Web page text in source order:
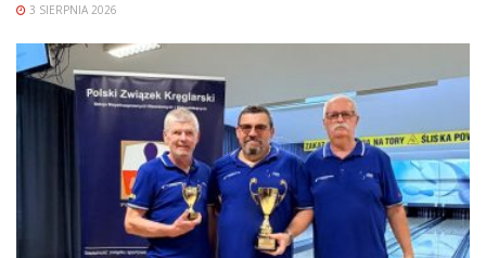
3 SIERPNIA 2026